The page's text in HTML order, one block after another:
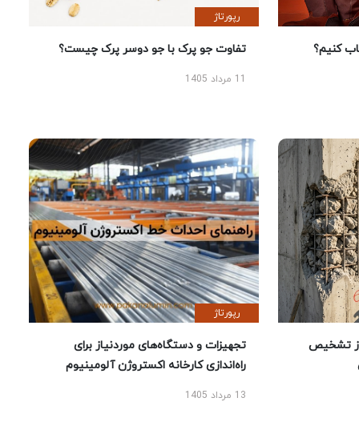
کنیم؟
رپورتاژ
تفاوت جو پرک با جو دوسر پرک چیست؟
تشخیص
رپورتاژ
تجهیزات و دستگاه‌های موردنیاز برای
راه‌اندازی کارخانه اکستروژن آلومینیوم
13 مرداد 1405